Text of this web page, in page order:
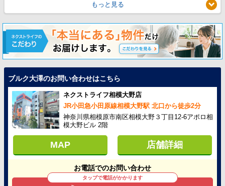
もっと見る
ブルク大澤のお問い合わせはこちら
ネクストライフ相模大野店
JR小田急小田原線相模大野駅 北口から徒歩2分
神奈川県相模原市南区相模大野３丁目12-6アポロ相
模大野ビル 2階
MAP 店舗詳細
お電話でのお問い合わせ
タップで電話がかかります